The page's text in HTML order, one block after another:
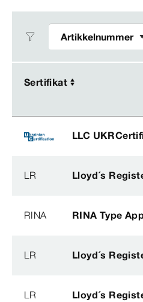
Sertifikat
Sertifikat
LLC
LR Lloyd´s
RINA RINA Type
LR Lloyd´s
LR Lloyd´s